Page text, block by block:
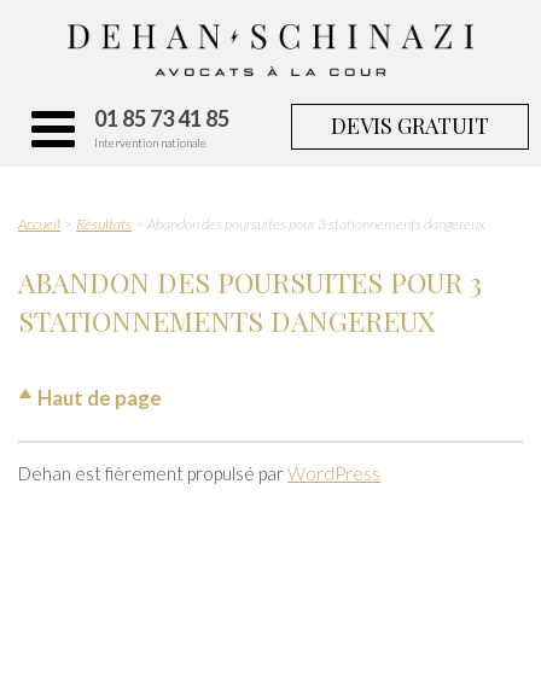
01 85 73 41 85
Intervention nationale
DEVIS GRATUIT
Accueil Résultats Abandon des poursuites pour 3 stationnements dangereux
ABANDON DES POURSUITES POUR 3
STATIONNEMENTS DANGEREUX
Haut de page
Dehan est fièrement propulsé parWordPress